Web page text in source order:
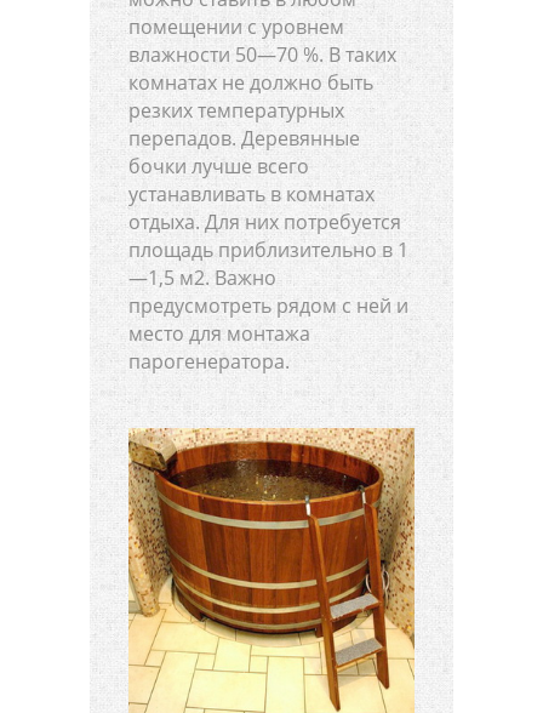
помещении с уровнем
влажности 50—70 %. В таких
комнатах не должно быть
резких температурных
перепадов. Деревянные
бочки лучше всего
устанавливать в комнатах
отдыха. Для них потребуется
площадь приблизительно в 1
—1,5 м2. Важно
предусмотреть рядом с ней и
место для монтажа
парогенератора.